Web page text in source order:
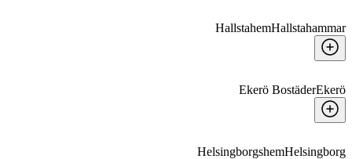
HallstahemHallstahammar
Ekerö BostäderEkerö
HelsingborgshemHelsingborg